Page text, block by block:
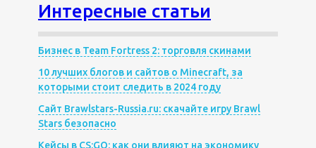
Интересные статьи
Бизнес в Team Fortress 2: торговля скинами
10 лучших блогов и сайтов о Minecraft, за
которыми стоит следить в 2024 году
Сайт Brawlstars-Russia.ru: скачайте игру Brawl
Stars безопасно
Кейсы в CS:GO: как они влияют на экономику